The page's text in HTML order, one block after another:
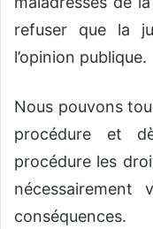
refuser que la
l’opinion publique.
Nous pouvons
procédure et
procédure les
conséquences.